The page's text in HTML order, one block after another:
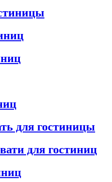
для гостиницы
для гостиниц